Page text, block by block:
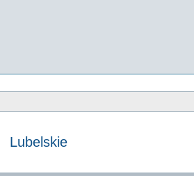
Lubelskie